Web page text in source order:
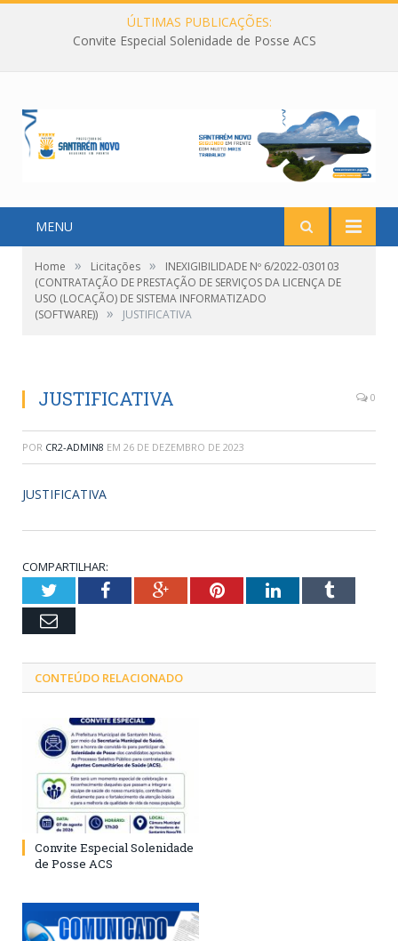
ÚLTIMAS PUBLICAÇÕES:
Convite Especial Solenidade de Posse ACS
MENU
Home » Licitações »
INEXIGIBILIDADE Nº 6/2022-030103
(CONTRATAÇÃO DE PRESTAÇÃO DE SERVIÇOS DA LICENÇA DE
USO (LOCAÇÃO) DE SISTEMA INFORMATIZADO
(SOFTWARE)) » JUSTIFICATIVA
JUSTIFICATIVA 0
POR CR2-ADMIN8 EM 26 DE DEZEMBRO DE 2023
JUSTIFICATIVA
COMPARTILHAR:
TwitterFacebookGoogle+PinterestLinkedInTumblr
Email
CONTEÚDO RELACIONADO
Convite Especial Solenidade
de Posse ACS